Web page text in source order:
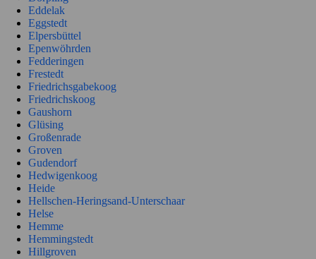
Eddelak
Eggstedt
Elpersbüttel
Epenwöhrden
Fedderingen
Frestedt
Friedrichsgabekoog
Friedrichskoog
Gaushorn
Glüsing
Großenrade
Groven
Gudendorf
Hedwigenkoog
Heide
Hellschen-Heringsand-Unterschaar
Helse
Hemme
Hemmingstedt
Hillgroven